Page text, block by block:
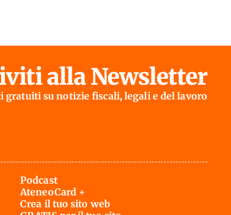
alla Newsletter
gratuiti su notizie fiscali, legali e del lavoro
Podcast
AteneoCard +
Crea il tuo sito web